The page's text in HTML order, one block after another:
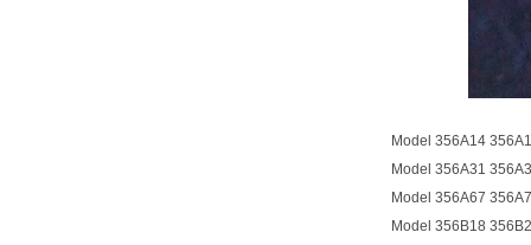
Model 356A14
Model 356A31
Model 356A67
Model 356B18